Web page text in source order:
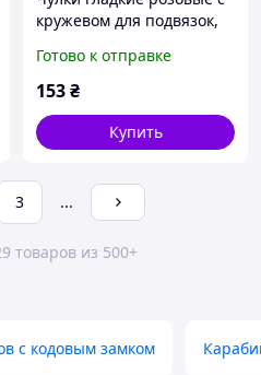
кружевом для подвязок,
Готово к отправке
153₴
Купить
3 ...
товаров из 500+
с кодовым замком